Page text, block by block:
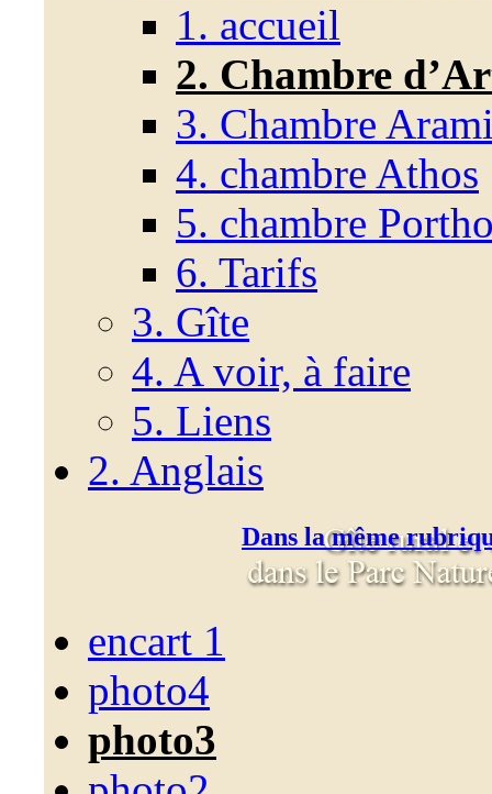
1. accueil
2. Chambre
3. Chambre
4. chambre Athos
5. chambre
6. Tarifs
3. Gîte
4. A voir, à faire
5. Liens
2. Anglais
Dans la même
encart 1
photo4
photo3